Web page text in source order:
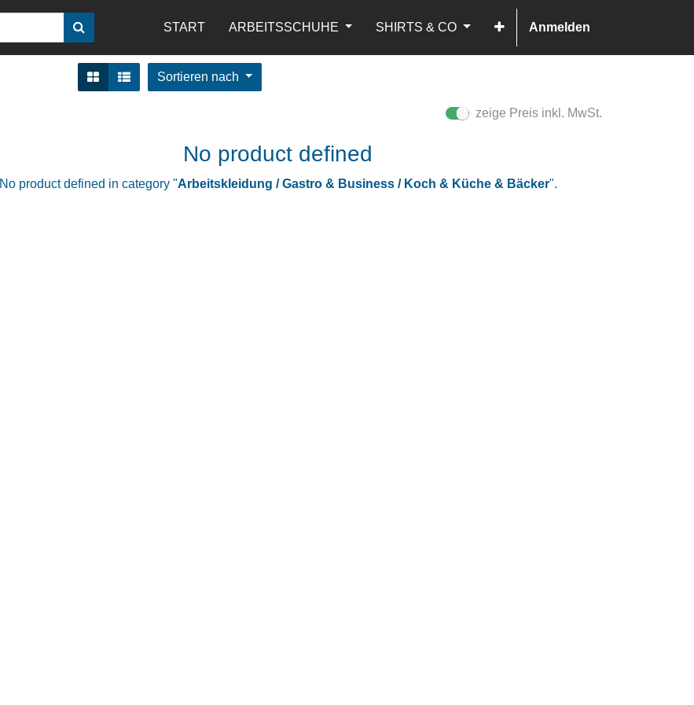
START ARBEITSSCHUHE SHIRTS & CO Anmelden
Sortieren nach
zeige Preis inkl. MwSt.
No product defined
No product defined in category "Arbeitskleidung / Gastro & Business / Koch & Küche & Bäcker".